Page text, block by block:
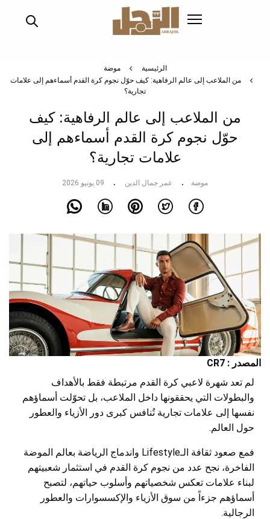
الرئيسية
موضة
من الملاعب إلى عالم الرفاهية: كيف حوّل نجوم كرة القدم أسماءهم إلى علامات
تجارية؟
من الملاعب إلى عالم الرفاهية: كيف
حوّل نجوم كرة القدم أسماءهم إلى
علامات تجارية؟
موضة عمر جمال الدين 09 يونيو 2026
المصدر : CR7
لم تعد شهرة لاعبي كرة القدم مرتبطة فقط بالأهداف
والبطولات التي يحققونها داخل الملاعب، بل تحوّلت أسماؤهم
نفسها إلى علامات تجارية تُنافس كبرى دور الأزياء والعطور
حول العالم.
فمع صعود ثقافة الـLifestyle واندماج الرياضة بعالم الموضة
الفاخرة، نجح عدد من نجوم كرة القدم في استثمار شعبيتهم
لبناء علامات تعكس شخصياتهم وأسلوب حياتهم، لتصبح
أسماؤهم جزءاً من سوق الأزياء والإكسسوارات والعطور
الرجالية.